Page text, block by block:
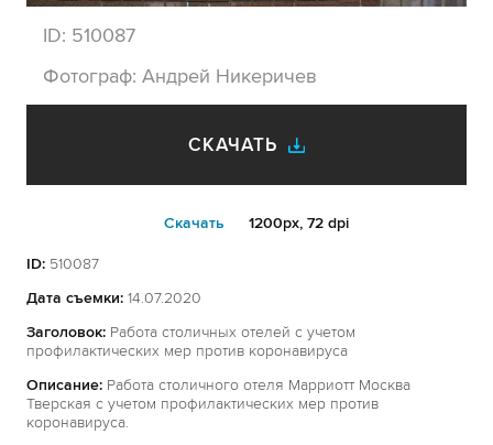
ID: 510087
Фотограф: Андрей Никеричев
СКАЧАТЬ
Cкачать 1200px, 72 dpi
ID: 510087
Дата съемки: 14.07.2020
Заголовок: Работа столичных отелей с учетом
профилактических мер против коронавируса
Описание: Работа столичного отеля Марриотт Москва
Тверская с учетом профилактических мер против
коронавируса.